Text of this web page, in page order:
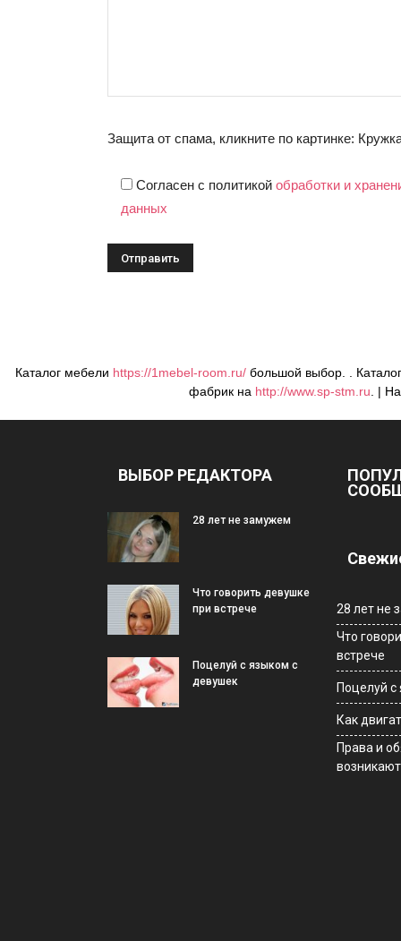
Защита от спама, кликните по картинке:
Согласен с политикой обработки и
данных
Каталог мебели https://1mebel-room.ru/большой выбор. .
фабрик на http://www.sp-stm.ru . |
ВЫБОР РЕДАКТОРА
28 лет не замужем
Что говорить девушке
при встрече
Поцелуй с языком с
девушек
28 лет не
Что
встрече
Поцелуй
Как
Права и
возникают